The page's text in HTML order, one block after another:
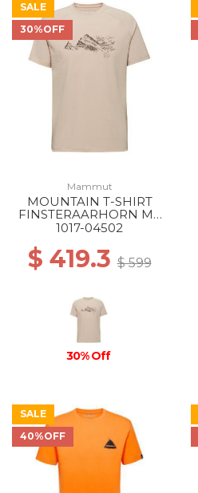
SALE
30%OFF
Mammut
MOUNTAIN T-SHIRT
FINSTERAARHORN MS
7517 SAVANNAH
1017-04502
$ 419.3$ 599
30% Off
SALE
40%OFF